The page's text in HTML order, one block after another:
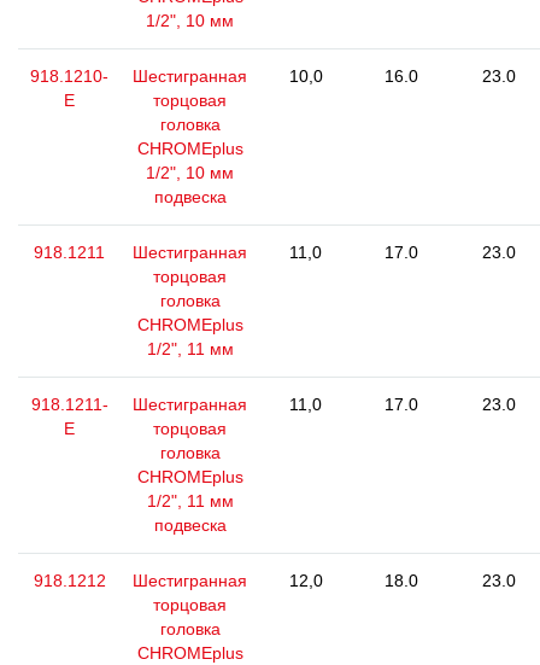
1/2", 10 мм
918.1210-
E
Шестигранная
торцовая
головка
CHROMEplus
1/2", 10 мм
подвеска
10,0 16.0 23.0
918.1211
Шестигранная
торцовая
головка
CHROMEplus
1/2", 11 мм
11,0 17.0 23.0
918.1211-
E
Шестигранная
торцовая
головка
CHROMEplus
1/2", 11 мм
подвеска
11,0 17.0 23.0
918.1212
Шестигранная
торцовая
головка
CHROMEplus
12,0 18.0 23.0